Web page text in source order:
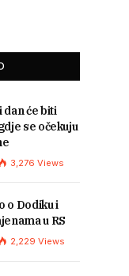
dan će biti
se očekuju
3,276 Views
o Dodiku i
u RS
2,229 Views